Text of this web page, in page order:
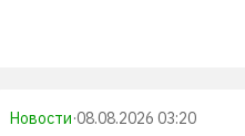
Новости·08.08.2026 03:20